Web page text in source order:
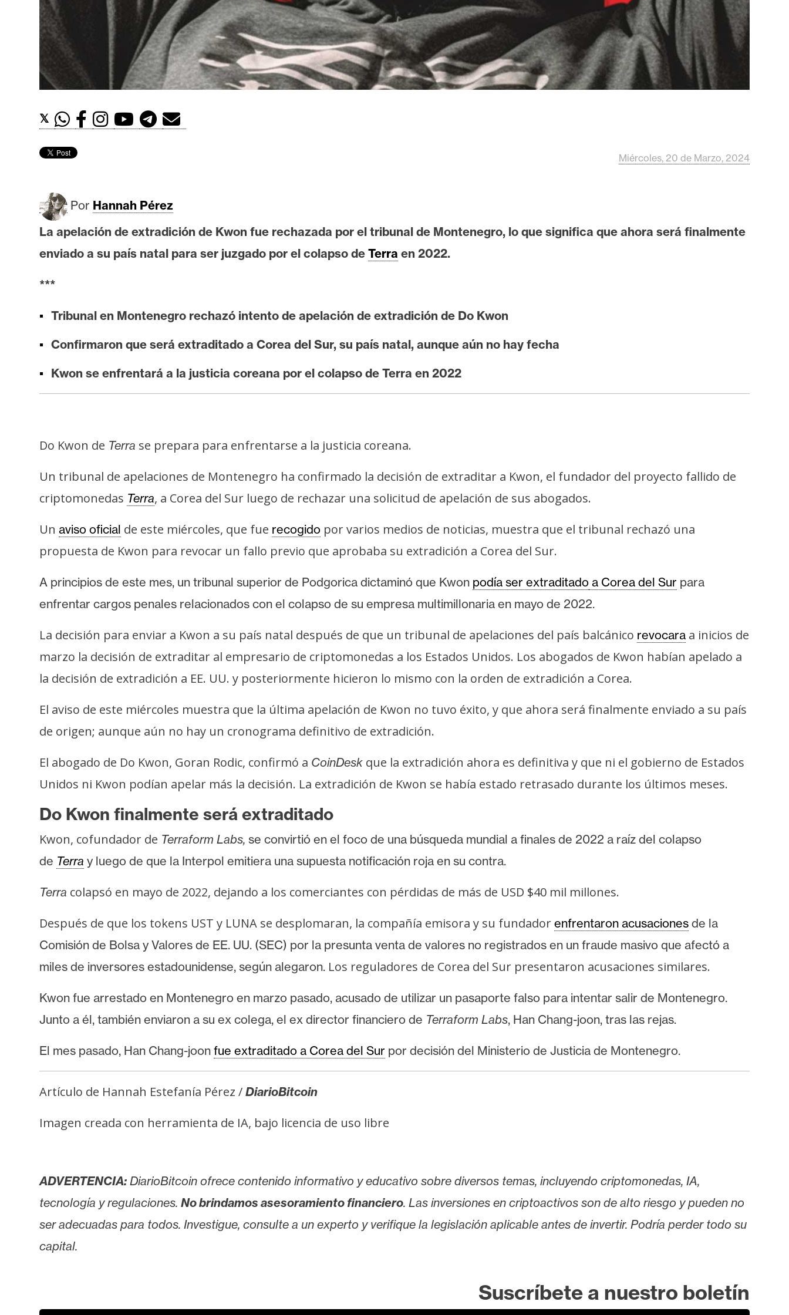
t
h
e
e
u
I
A
n
á
l
s
s
o
t
d
e
P
e
s
a
e
a
s
e
c
r
s
o
s
o
t
c
t
o
P
b
i
c
i
a
𝕏
Miércoles, 20 de Marzo, 2024
Por Hannah Pérez
La apelación de extradición de Kwon fue rechazada por el tribunal de Montenegro, lo que significa que ahora será finalmente
enviado a su país natal para ser juzgado por el colapso de Terra en 2022.
***
Tribunal en Montenegro rechazó intento de apelación de extradición de Do Kwon
Confirmaron que será extraditado a Corea del Sur, su país natal, aunque aún no hay fecha
Kwon se enfrentará a la justicia coreana por el colapso de Terra en 2022
Do Kwon de Terra se prepara para enfrentarse a la justicia coreana.
Un tribunal de apelaciones de Montenegro ha confirmado la decisión de extraditar a Kwon, el fundador del proyecto fallido de
criptomonedas Terra, a Corea del Sur luego de rechazar una solicitud de apelación de sus abogados.
Un aviso oficial de este miércoles, que fue recogido por varios medios de noticias, muestra que el tribunal rechazó una
propuesta de Kwon para revocar un fallo previo que aprobaba su extradición a Corea del Sur.
A principios de este mes, un tribunal superior de Podgorica dictaminó que Kwon podía ser extraditado a Corea del Sur para
enfrentar cargos penales relacionados con el colapso de su empresa multimillonaria en mayo de 2022.
La decisión para enviar a Kwon a su país natal después de que un tribunal de apelaciones del país balcánico revocara a inicios de
marzo la decisión de extraditar al empresario de criptomonedas a los Estados Unidos. Los abogados de Kwon habían apelado a
la decisión de extradición a EE. UU. y posteriormente hicieron lo mismo con la orden de extradición a Corea.
El aviso de este miércoles muestra que la última apelación de Kwon no tuvo éxito, y que ahora será finalmente enviado a su país
de origen; aunque aún no hay un cronograma definitivo de extradición.
El abogado de Do Kwon, Goran Rodic, confirmó a CoinDesk que la extradición ahora es definitiva y que ni el gobierno de Estados
Unidos ni Kwon podían apelar más la decisión. La extradición de Kwon se había estado retrasado durante los últimos meses.
Do Kwon finalmente será extraditado
Kwon, cofundador de Terraform Labs, se convirtió en el foco de una búsqueda mundial a finales de 2022 a raíz del colapso
de Terra y luego de que la Interpol emitiera una supuesta notificación roja en su contra.
Terra colapsó en mayo de 2022, dejando a los comerciantes con pérdidas de más de USD $40 mil millones.
Después de que los tokens UST y LUNA se desplomaran, la compañía emisora y su fundador enfrentaron acusaciones de la
Comisión de Bolsa y Valores de EE. UU. (SEC) por la presunta venta de valores no registrados en un fraude masivo que afectó a
miles de inversores estadounidense, según alegaron. Los reguladores de Corea del Sur presentaron acusaciones similares.
Kwon fue arrestado en Montenegro en marzo pasado, acusado de utilizar un pasaporte falso para intentar salir de Montenegro.
Junto a él, también enviaron a su ex colega, el ex director financiero de Terraform Labs, Han Chang-joon, tras las rejas.
El mes pasado, Han Chang-joon fue extraditado a Corea del Sur por decisión del Ministerio de Justicia de Montenegro.
Artículo de Hannah Estefanía Pérez / DiarioBitcoin
Imagen creada con herramienta de IA, bajo licencia de uso libre
ADVERTENCIA: DiarioBitcoin ofrece contenido informativo y educativo sobre diversos temas, incluyendo criptomonedas, IA,
tecnología y regulaciones. No brindamos asesoramiento financiero. Las inversiones en criptoactivos son de alto riesgo y pueden no
ser adecuadas para todos. Investigue, consulte a un experto y verifique la legislación aplicable antes de invertir. Podría perder todo su
capital.
Suscríbete a nuestro boletín